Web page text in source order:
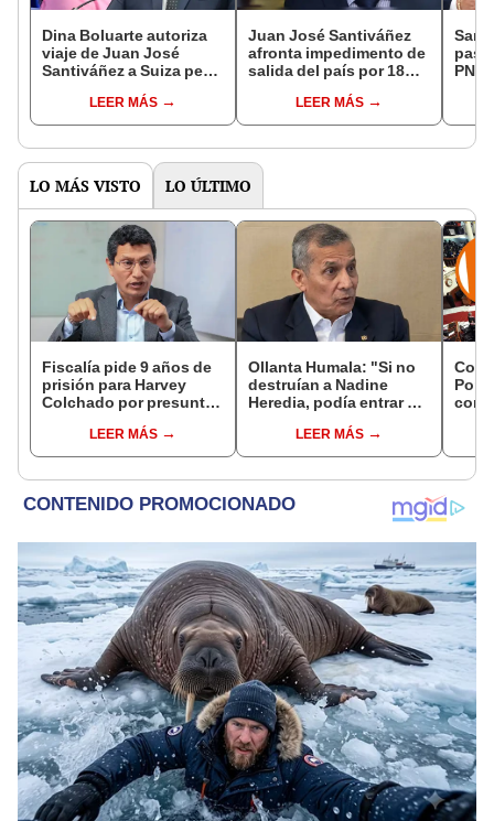
Dina Boluarte autoriza
viaje de Juan José
Santiváñez a Suiza pese
del paísLEER MÁS
Juan José Santiváñez
afronta impedimento de
salida del país por 18
Poder Judicial
LEER MÁS
PNP
LO MÁS VISTO LO ÚLTIMO
Fiscalía pide 9 años de
prisión para Harvey
Colchado por presunta
incompatible y falsedad
ideológica
LEER MÁS
Ollanta Humala: "Si no
destruían a Nadine
Heredia, podía entrar en
LEER MÁS